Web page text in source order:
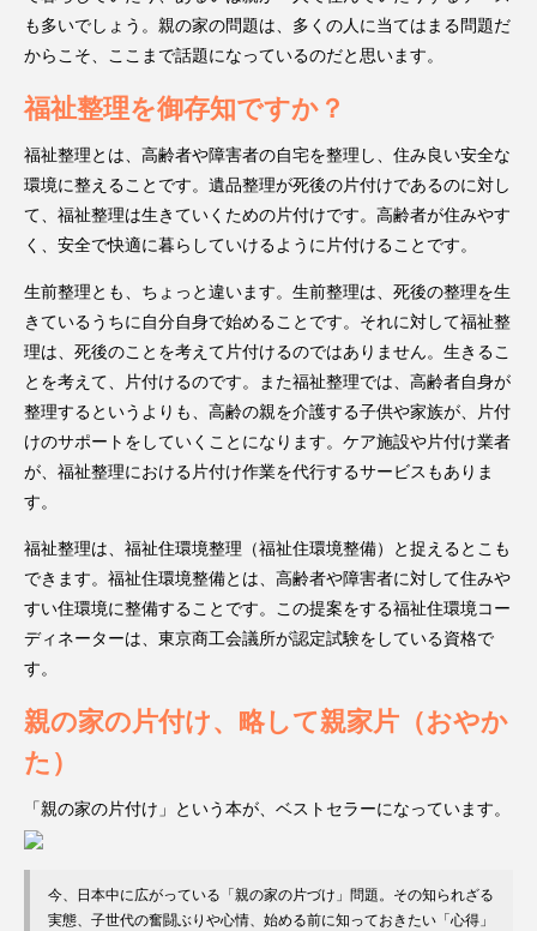
も多いでしょう。親の家の問題は、多くの人に当てはまる問題だ
からこそ、ここまで話題になっているのだと思います。
福祉整理を御存知ですか？
福祉整理とは、高齢者や障害者の自宅を整理し、住み良い安全な
環境に整えることです。遺品整理が死後の片付けであるのに対し
て、福祉整理は生きていくための片付けです。高齢者が住みやす
く、安全で快適に暮らしていけるように片付けることです。
生前整理とも、ちょっと違います。生前整理は、死後の整理を生
きているうちに自分自身で始めることです。それに対して福祉整
理は、死後のことを考えて片付けるのではありません。生きるこ
とを考えて、片付けるのです。また福祉整理では、高齢者自身が
整理するというよりも、高齢の親を介護する子供や家族が、片付
けのサポートをしていくことになります。ケア施設や片付け業者
が、福祉整理における片付け作業を代行するサービスもありま
す。
福祉整理は、福祉住環境整理（福祉住環境整備）と捉えるとこも
できます。福祉住環境整備とは、高齢者や障害者に対して住みや
すい住環境に整備することです。この提案をする福祉住環境コー
ディネーターは、東京商工会議所が認定試験をしている資格で
す。
親の家の片付け、略して親家片（おやか
た）
「親の家の片付け」という本が、ベストセラーになっています。
今、日本中に広がっている「親の家の片づけ」問題。その知られざる
実態、子世代の奮闘ぶりや心情、始める前に知っておきたい「心得」